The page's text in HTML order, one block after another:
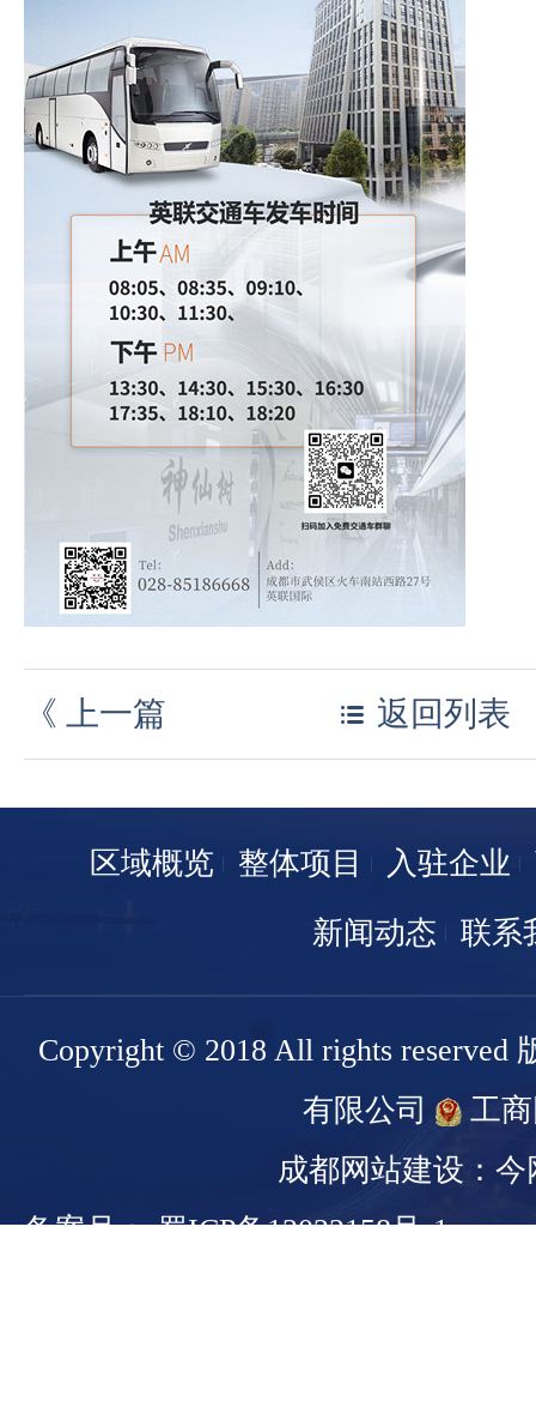
《 上一篇 返回列表
区域概览 整体项目 入驻企业
新闻动态
联系
Copyright © 2018 All rights reserved
有限公司
工
成都网站建设：今
备案号： 蜀ICP备13022158号-1